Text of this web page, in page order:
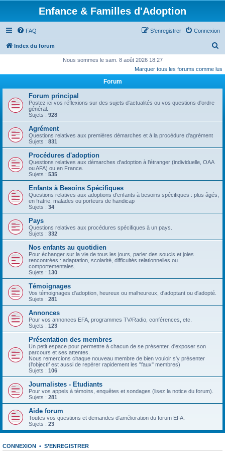
Enfance & Familles d'Adoption
FAQ Connexion
S’enregistrer
Index du forum
c
Nous sommes le sam. 8 août 2026 18:27
Marquer tous les forums comme lus
Forum
Forum principal
Postez ici vos réflexions sur des sujets d'actualités ou vos questions d'ordre
général.
Sujets : 928
Agrément
Questions relatives aux premières démarches et à la procédure d'agrément
Sujets : 831
Procédures d'adoption
Questions relatives aux démarches d'adoption à l'étranger (individuelle, OAA
ou AFA) ou en France.
Sujets : 535
Enfants à Besoins Spécifiques
Questions relatives aux adoptions d'enfants à besoins spécifiques : plus âgés,
en fratrie, malades ou porteurs de handicap
Sujets : 34
Pays
Questions relatives aux procédures spécifiques à un pays.
Sujets : 332
Nos enfants au quotidien
Pour échanger sur la vie de tous les jours, parler des soucis et joies
rencontrées : adaptation, scolarité, difficultés relationnelles ou
comportementales.
Sujets : 130
Témoignages
Vos témoignages d'adoption, heureux ou malheureux, d'adoptant ou d'adopté.
Sujets : 281
Annonces
Pour vos annonces EFA, programmes TV/Radio, conférences, etc.
Sujets : 123
Présentation des membres
Un petit espace pour permettre à chacun de se présenter, d'exposer son
parcours et ses attentes.
Nous remercions chaque nouveau membre de bien vouloir s'y présenter
(l'objectif est aussi de repérer rapidement les "faux" membres)
Sujets : 106
Journalistes - Etudiants
Pour vos appels à témoins, enquêtes et sondages (lisez la notice du forum).
Sujets : 281
Aide forum
Toutes vos questions et demandes d'amélioration du forum EFA.
Sujets : 23
CONNEXION • S’ENREGISTRER